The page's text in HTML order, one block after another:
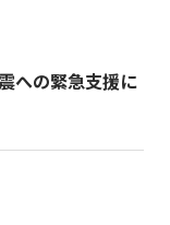
への緊急支援に